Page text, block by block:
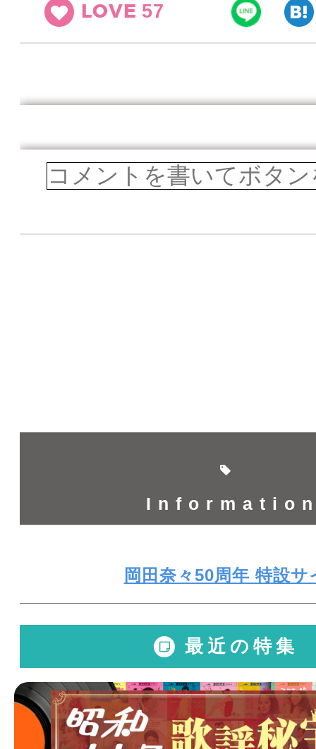
LOVE 57
岡田奈々50周年 特設サ
最近の特集